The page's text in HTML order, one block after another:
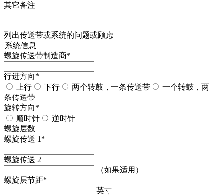
其它备注
列出传送带或系统的问题或顾虑
系统信息
螺旋传送带制造商*
行进方向*
上行
下行 两个转鼓，一条传送带
一个转鼓，两
条传送带
旋转方向*
顺时针
逆时针
螺旋层数
螺旋传送 1 *
螺旋传送 2
（如果适用）
螺旋层节距*
英寸